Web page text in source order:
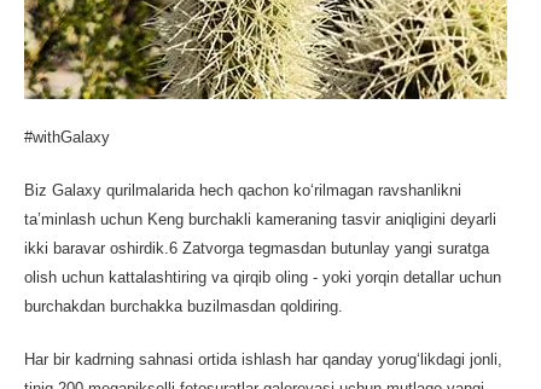
#withGalaxy
Biz Galaxy qurilmalarida hech qachon ko‘rilmagan ravshanlikni
ta’minlash uchun Keng burchakli kameraning tasvir aniqligini deyarli
ikki baravar oshirdik.6 Zatvorga tegmasdan butunlay yangi suratga
olish uchun kattalashtiring va qirqib oling - yoki yorqin detallar uchun
burchakdan burchakka buzilmasdan qoldiring.
Har bir kadrning sahnasi ortida ishlash har qanday yorug‘likdagi jonli,